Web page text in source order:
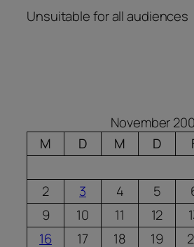
Unsuitable for all audiences
November
M
D M D
2
3 4 5
9
10 11 12
16
17 18 19